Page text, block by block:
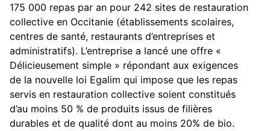
175 000 repas par an pour 242 sites de restauration
collective en Occitanie (établissements scolaires,
centres de santé, restaurants d’entreprises et
administratifs). L’entreprise a lancé une offre «
Délicieusement simple » répondant aux exigences
de la nouvelle loi Egalim qui impose que les repas
servis en restauration collective soient constitués
d’au moins 50 % de produits issus de filières
durables et de qualité dont au moins 20% de bio.